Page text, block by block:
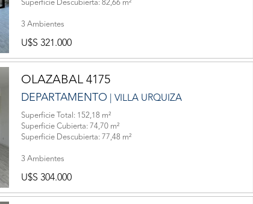
Superficie Descubierta: 82,66 m²
3 Ambientes
U$S 321.000
OLAZABAL 4175
DEPARTAMENTO | VILLA URQUIZA
Superficie Total: 152,18 m²
Superficie Cubierta: 74,70 m²
Superficie Descubierta: 77,48 m²
3 Ambientes
U$S 304.000